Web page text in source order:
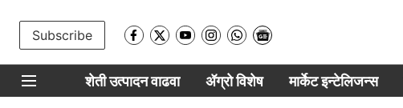
Subscribe
शेती उत्पादन वाढवा ॲग्रो विशेष मार्केट इन्टेलिजन्स